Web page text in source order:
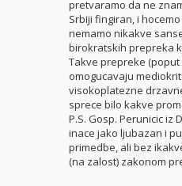
pretvaramo da ne
Srbiji fingiran, i
nemamo nikakve
birokratskih prepreka
Takve prepreke
omogucavaju
visokoplatezne
sprece bilo kakve
P.S. Gosp. Perunicic iz
inace jako ljubazan i
primedbe, ali bez
(na zalost) zakonom